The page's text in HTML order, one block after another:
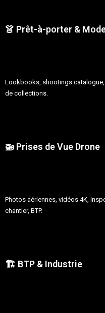
👗 Prêt-à-porter &
Lookbooks, shootings
de collections.
🚁 Prises de Vue Drone
Photos aériennes, vidéos 4K,
chantier, BTP.
🏗️ BTP & Industrie